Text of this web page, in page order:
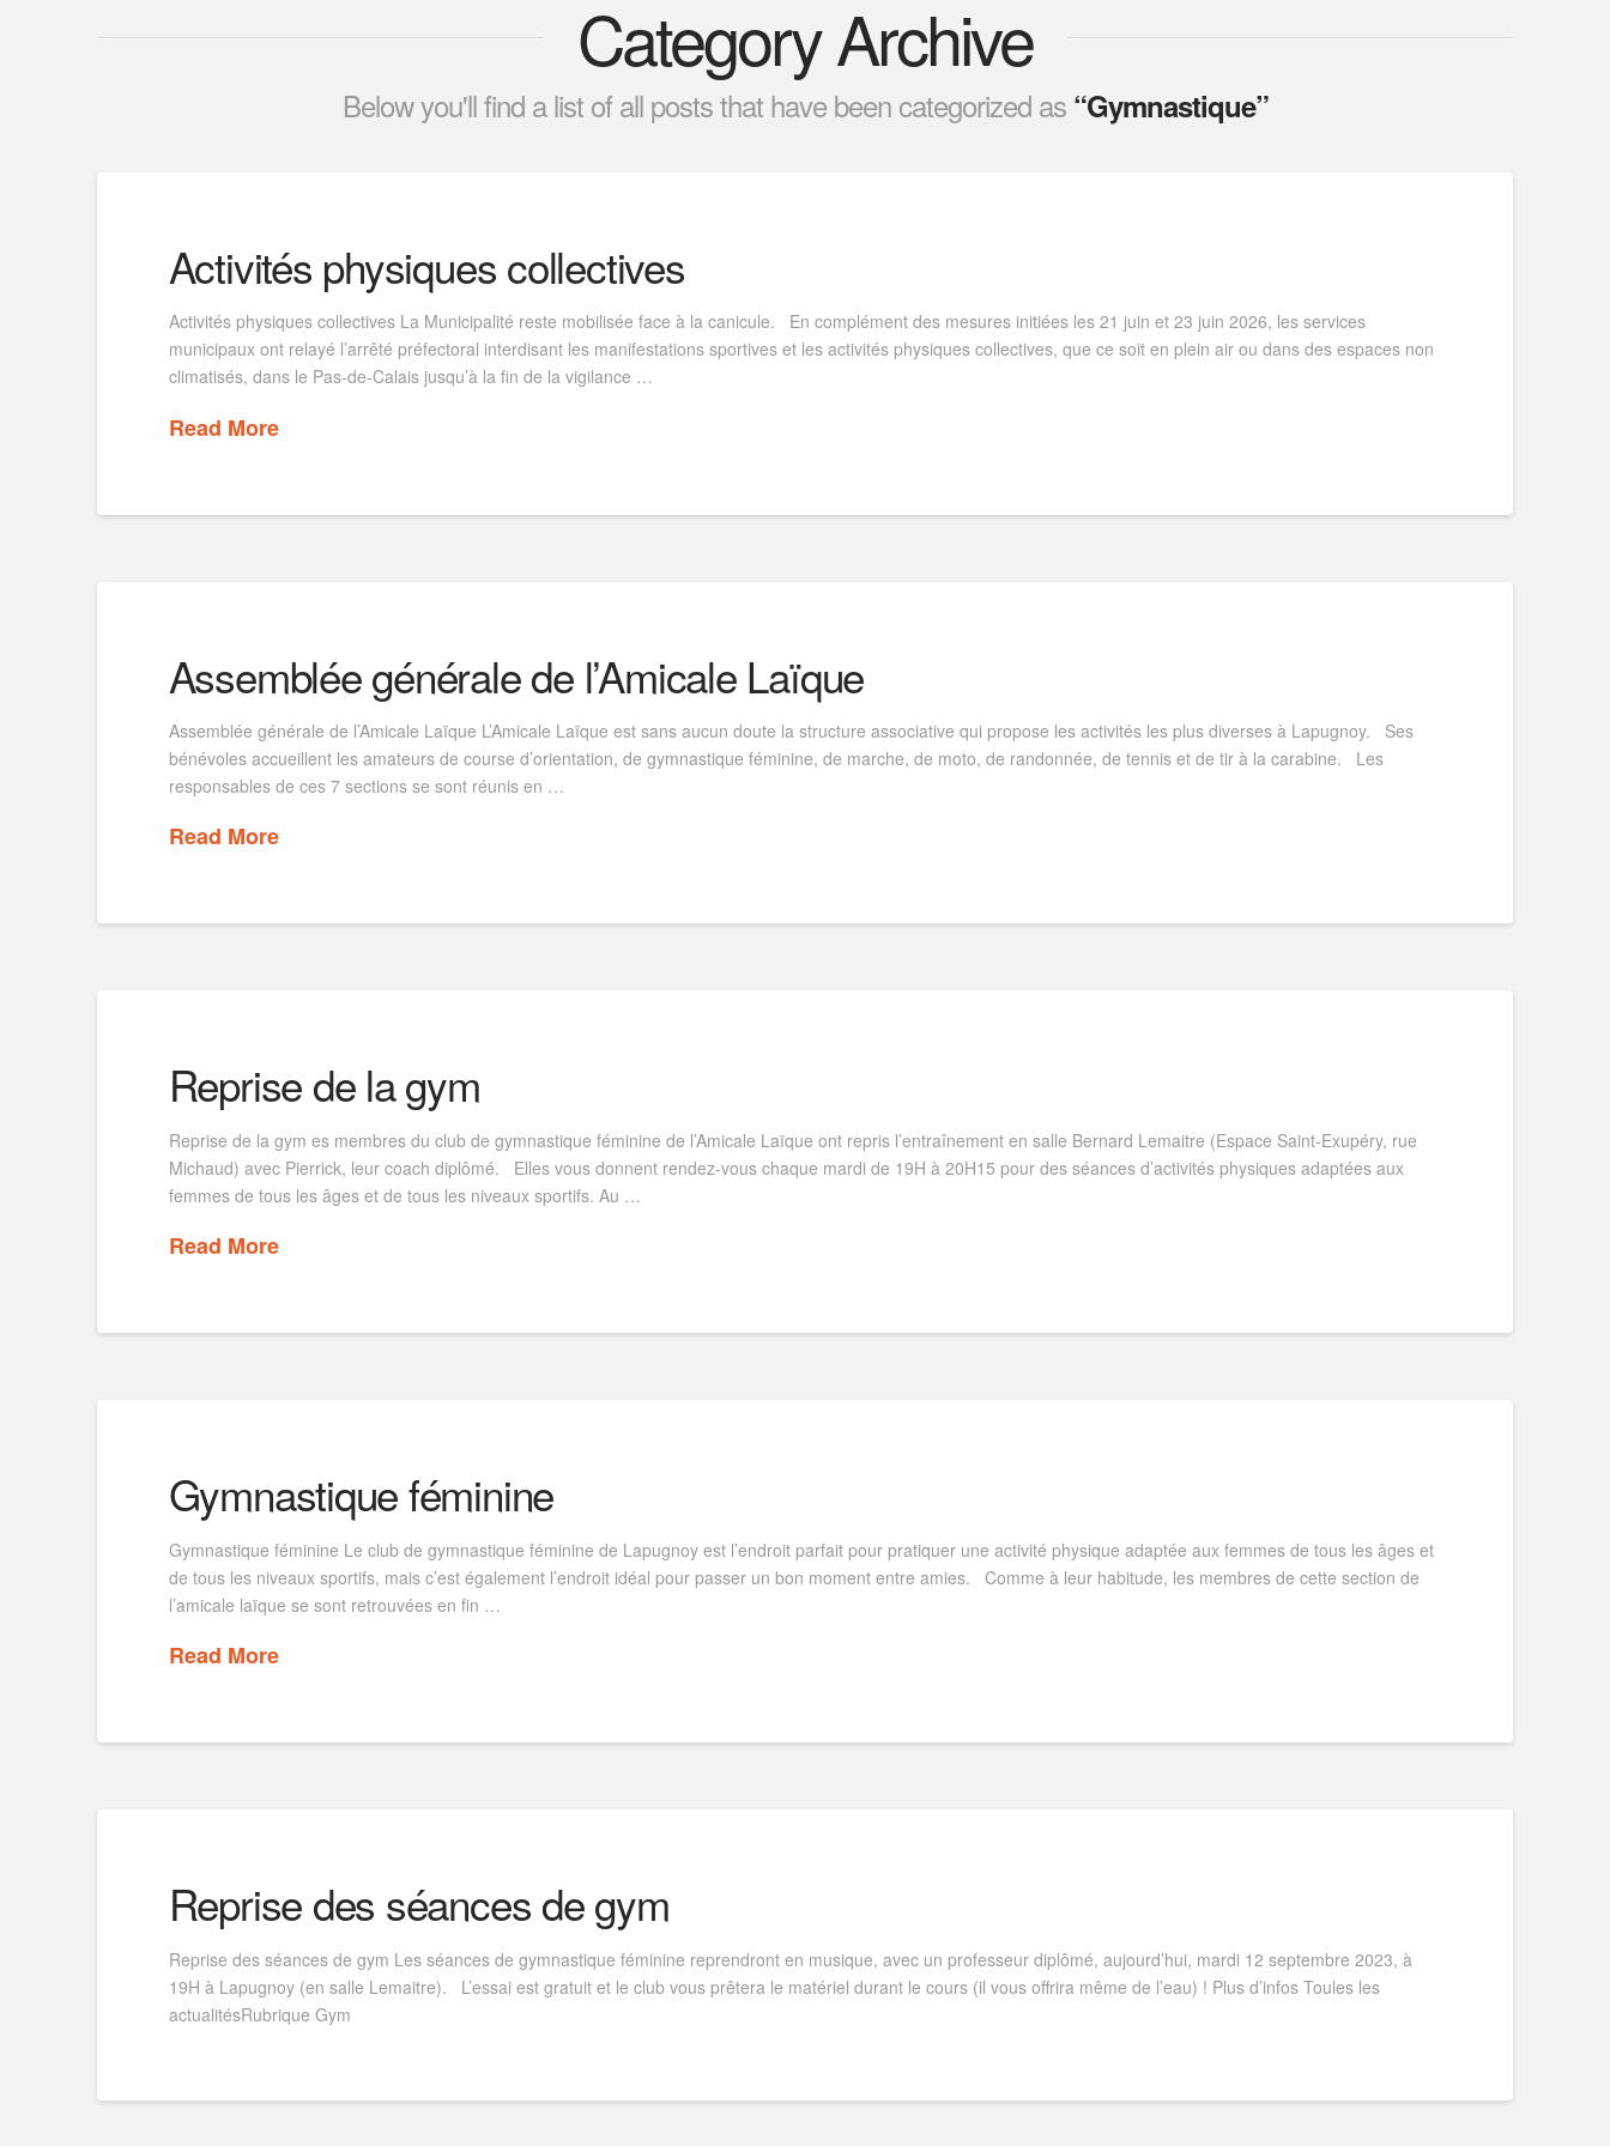
Category Archive
Below you'll find a list of all posts that have been categorized as “Gymnastique”
Activités physiques collectives
Activités physiques collectives La Municipalité reste mobilisée face à la canicule. En complément des mesures initiées les 21 juin et 23 juin 2026, les services
municipaux ont relayé l’arrêté préfectoral interdisant les manifestations sportives et les activités physiques collectives, que ce soit en plein air ou dans des espaces non
climatisés, dans le Pas-de-Calais jusqu’à la fin de la vigilance …
Read More
Assemblée générale de l’Amicale Laïque
Assemblée générale de l’Amicale Laïque L’Amicale Laïque est sans aucun doute la structure associative qui propose les activités les plus diverses à Lapugnoy. Ses
bénévoles accueillent les amateurs de course d’orientation, de gymnastique féminine, de marche, de moto, de randonnée, de tennis et de tir à la carabine. Les
responsables de ces 7 sections se sont réunis en …
Read More
Reprise de la gym
Reprise de la gym es membres du club de gymnastique féminine de l’Amicale Laïque ont repris l’entraînement en salle Bernard Lemaitre (Espace Saint-Exupéry, rue
Michaud) avec Pierrick, leur coach diplômé. Elles vous donnent rendez-vous chaque mardi de 19H à 20H15 pour des séances d’activités physiques adaptées aux
femmes de tous les âges et de tous les niveaux sportifs. Au …
Read More
Gymnastique féminine
Gymnastique féminine Le club de gymnastique féminine de Lapugnoy est l’endroit parfait pour pratiquer une activité physique adaptée aux femmes de tous les âges et
de tous les niveaux sportifs, mais c’est également l’endroit idéal pour passer un bon moment entre amies. Comme à leur habitude, les membres de cette section de
l’amicale laïque se sont retrouvées en fin …
Read More
Reprise des séances de gym
Reprise des séances de gym Les séances de gymnastique féminine reprendront en musique, avec un professeur diplômé, aujourd’hui, mardi 12 septembre 2023, à
19H à Lapugnoy (en salle Lemaitre). L’essai est gratuit et le club vous prêtera le matériel durant le cours (il vous offrira même de l’eau) ! Plus d’infos Toules les
actualitésRubrique Gym